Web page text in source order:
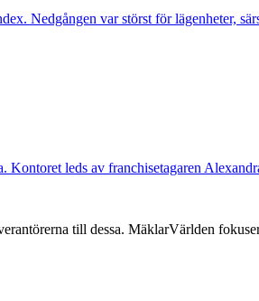
Nedgången var störst för lägenheter,
leds av franchisetagaren
till dessa. MäklarVärlden